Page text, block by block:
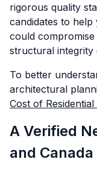
rigorous quality
candidates to help
could
structural
To better
architectural
Cost of
A Verified
and Canada